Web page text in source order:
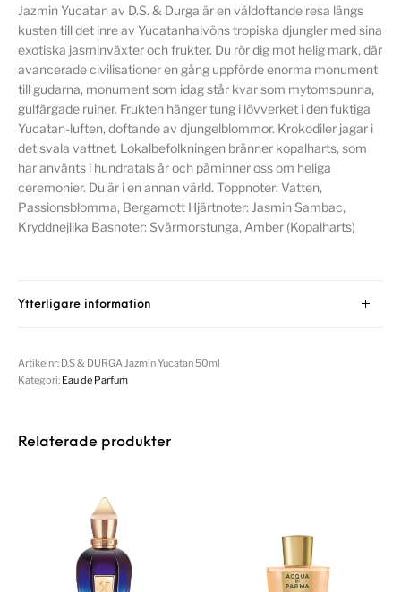
Jazmin Yucatan av D.S. & Durga är en väldoftande resa längs
kusten till det inre av Yucatanhalvöns tropiska djungler med sina
exotiska jasminväxter och frukter. Du rör dig mot helig mark, där
avancerade civilisationer en gång uppförde enorma monument
till gudarna, monument som idag står kvar som mytomspunna,
gulfärgade ruiner. Frukten hänger tung i lövverket i den fuktiga
Yucatan-luften, doftande av djungelblommor. Krokodiler jagar i
det svala vattnet. Lokalbefolkningen bränner kopalharts, som
har använts i hundratals år och påminner oss om heliga
ceremonier. Du är i en annan värld. Toppnoter: Vatten,
Passionsblomma, Bergamott Hjärtnoter: Jasmin Sambac,
Kryddnejlika Basnoter: Svärmorstunga, Amber (Kopalharts)
Ytterligare information
Artikelnr: D.S & DURGA Jazmin Yucatan 50ml
Kategori: Eau de Parfum
Relaterade produkter